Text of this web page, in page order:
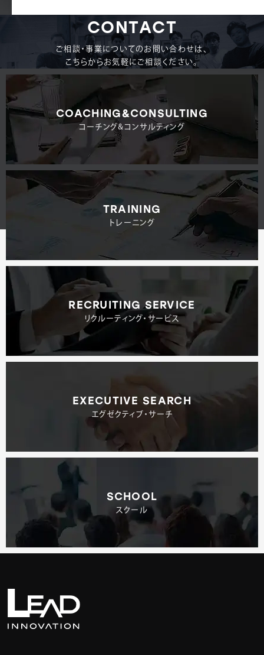
CONTACT
CONTACT
ご相談・事業についてのお問い合わせは、
こちらからお気軽にご相談ください。
COACHING&CONSULTING
コーチング&コンサルティング
TRAINING
トレーニング
RECRUITING SERVICE
リクルーティング・サービス
EXECUTIVE SEARCH
エグゼクティブ・サーチ
SCHOOL
スクール